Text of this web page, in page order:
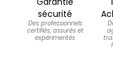
sécurité
Des professionnels
certifiés, assurés et
expérimentés